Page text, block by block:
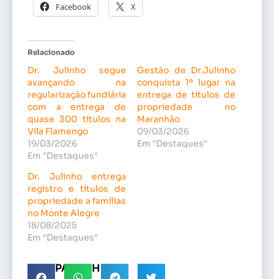
Facebook X
Relacionado
Dr. Julinho segue
avançando na
regularização fundiária
com a entrega de
quase 300 títulos na
Vila Flamengo
19/03/2026
Em "Destaques"
Gestão de Dr.Julinho
conquista 1º lugar na
entrega de títulos de
propriedade no
Maranhão
09/03/2026
Em "Destaques"
Dr. Julinho entrega
registro e títulos de
propriedade a famílias
no Monte Alegre
18/08/2025
Em "Destaques"
COMPARTILHE!